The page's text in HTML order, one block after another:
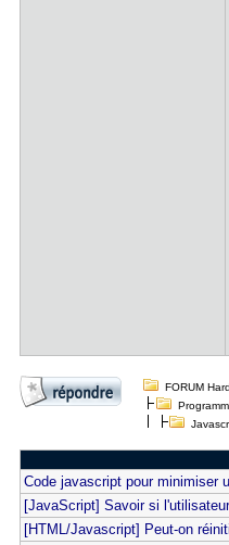
FORUM
Code javascript pour minimiser
[JavaScript] Savoir si
[HTML/Javascript] Peut-on